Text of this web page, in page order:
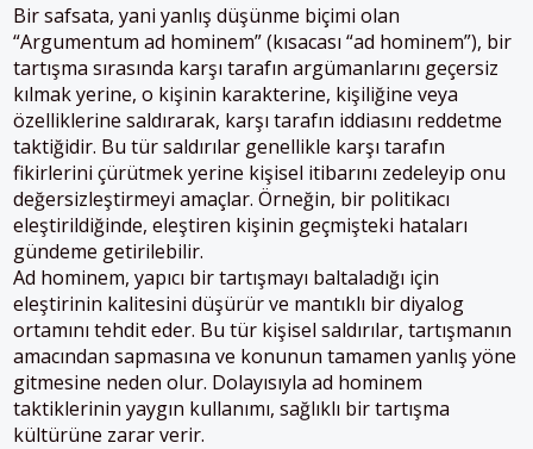
Bir safsata, yani yanlış düşünme biçimi olan
“Argumentum ad hominem” (kısacası “ad hominem”), bir
tartışma sırasında karşı tarafın argümanlarını geçersiz
kılmak yerine, o kişinin karakterine, kişiliğine veya
özelliklerine saldırarak, karşı tarafın iddiasını reddetme
taktiğidir. Bu tür saldırılar genellikle karşı tarafın
fikirlerini çürütmek yerine kişisel itibarını zedeleyip onu
değersizleştirmeyi amaçlar. Örneğin, bir politikacı
eleştirildiğinde, eleştiren kişinin geçmişteki hataları
gündeme getirilebilir.
Ad hominem, yapıcı bir tartışmayı baltaladığı için
eleştirinin kalitesini düşürür ve mantıklı bir diyalog
ortamını tehdit eder. Bu tür kişisel saldırılar, tartışmanın
amacından sapmasına ve konunun tamamen yanlış yöne
gitmesine neden olur. Dolayısıyla ad hominem
taktiklerinin yaygın kullanımı, sağlıklı bir tartışma
kültürüne zarar verir.